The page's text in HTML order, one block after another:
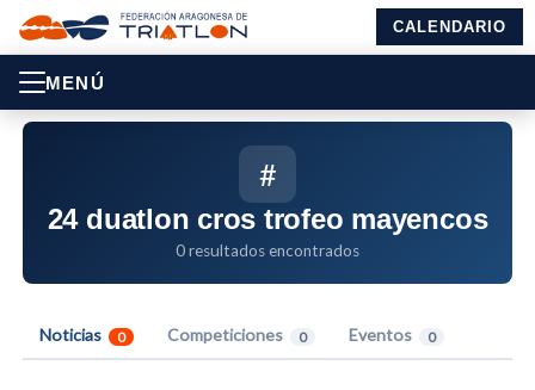
CALENDARIO
MENÚ
#
24 duatlon cros trofeo mayencos
0 resultados encontrados
Noticias 0 Competiciones 0 Eventos 0